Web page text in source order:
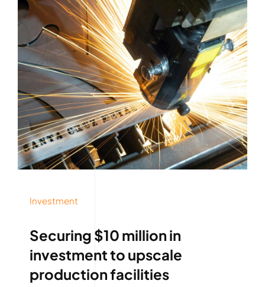
Investment
Securing $10 million in
investment to upscale
production facilities